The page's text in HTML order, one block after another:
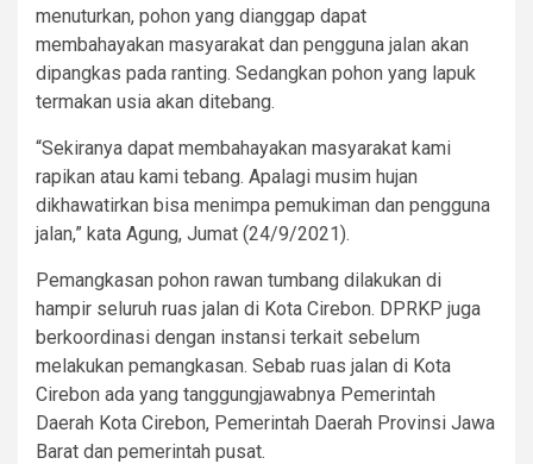
menuturkan, pohon yang dianggap dapat
membahayakan masyarakat dan pengguna jalan akan
dipangkas pada ranting. Sedangkan pohon yang lapuk
termakan usia akan ditebang.
“Sekiranya dapat membahayakan masyarakat kami
rapikan atau kami tebang. Apalagi musim hujan
dikhawatirkan bisa menimpa pemukiman dan pengguna
jalan,” kata Agung, Jumat (24/9/2021).
Pemangkasan pohon rawan tumbang dilakukan di
hampir seluruh ruas jalan di Kota Cirebon. DPRKP juga
berkoordinasi dengan instansi terkait sebelum
melakukan pemangkasan. Sebab ruas jalan di Kota
Cirebon ada yang tanggungjawabnya Pemerintah
Daerah Kota Cirebon, Pemerintah Daerah Provinsi Jawa
Barat dan pemerintah pusat.